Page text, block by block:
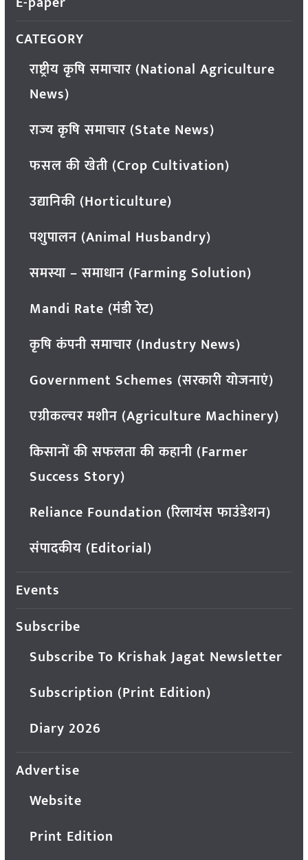
CATEGORY
राष्ट्रीय कृषि समाचार (National Agriculture
News)
राज्य कृषि समाचार (State News)
फसल की खेती (Crop Cultivation)
उद्यानिकी (Horticulture)
पशुपालन (Animal Husbandry)
समस्या – समाधान (Farming Solution)
Mandi Rate (मंडी रेट)
कृषि कंपनी समाचार (Industry News)
Government Schemes (सरकारी योजनाएं)
एग्रीकल्चर मशीन (Agriculture Machinery)
किसानों की सफलता की कहानी (Farmer
Success Story)
Reliance Foundation (रिलायंस फाउंडेशन)
संपादकीय (Editorial)
Events
Subscribe
Subscribe To Krishak Jagat Newsletter
Subscription (Print Edition)
Diary 2026
Advertise
Website
Print Edition